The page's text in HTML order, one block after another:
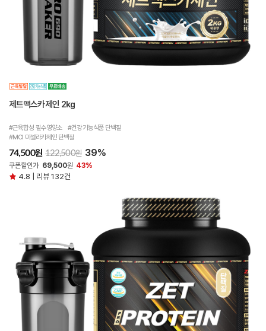
제트맥스카제인 2kg
#근육합성 필수영양소 #건강기능식품 단백질
#MCI 미셀라카제인 단백질
74,500원 122,500원 39%
쿠폰할인가 69,500원 43%
4.8 | 리뷰 132건